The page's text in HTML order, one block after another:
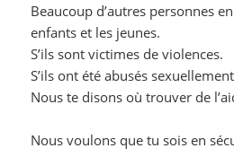
Beaucoup d’autres personnes
enfants et les jeunes.
S’ils sont victimes de violences.
S’ils ont été abusés
Nous te disons où trouver de
Nous voulons que tu sois en